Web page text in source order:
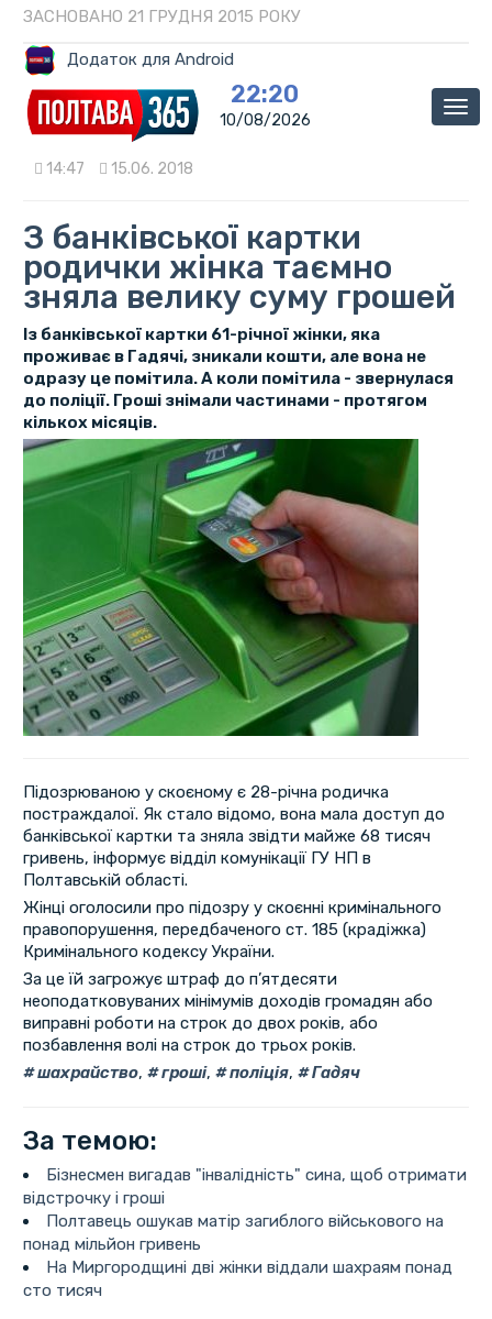
ЗАСНОВАНО 21 ГРУДНЯ 2015 РОКУ
Додаток для Android
22:20
10/08/2026
14:47 15.06. 2018
З банківської картки
родички жінка таємно
зняла велику суму грошей
Із банківської картки 61-річної жінки, яка
проживає в Гадячі, зникали кошти, але вона не
одразу це помітила. А коли помітила - звернулася
до поліції. Гроші знімали частинами - протягом
кількох місяців.
Підозрюваною у скоєному є 28-річна родичка
постраждалої. Як стало відомо, вона мала доступ до
банківської картки та зняла звідти майже 68 тисяч
гривень, інформує відділ комунікації ГУ НП в
Полтавській області.
Жінці оголосили про підозру у скоєнні кримінального
правопорушення, передбаченого ст. 185 (крадіжка)
Кримінального кодексу України.
За це їй загрожує штраф до п’ятдесяти
неоподатковуваних мінімумів доходів громадян або
виправні роботи на строк до двох років, або
позбавлення волі на строк до трьох років.
шахрайство, гроші, поліція, Гадяч
За темою:
Бізнесмен вигадав "інвалідність" сина, щоб отримати
відстрочку і гроші
Полтавець ошукав матір загиблого військового на
понад мільйон гривень
На Миргородщині дві жінки віддали шахраям понад
сто тисяч